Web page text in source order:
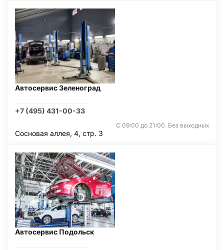
Автосервис Зеленоград
+7 (495) 431-00-33
С 09:00 до 21:00. Без выходных
Сосновая аллея, 4, стр. 3
Автосервис Подольск